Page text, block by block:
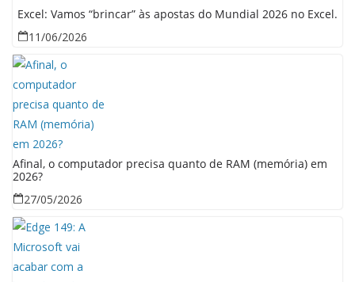
Excel: Vamos “brincar” às apostas do Mundial 2026 no Excel.
11/06/2026
Afinal, o computador precisa quanto de RAM (memória) em
2026?
27/05/2026